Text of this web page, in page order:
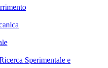
Sperimentale e